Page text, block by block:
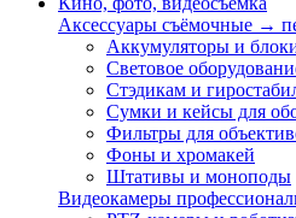
Аксессуары съёмочные →
Аккумуляторы и
Световое
Стэдикам и
Сумки и кейсы для
Фильтры для
Фоны и хромакей
Штативы и моноподы
Видеокамеры